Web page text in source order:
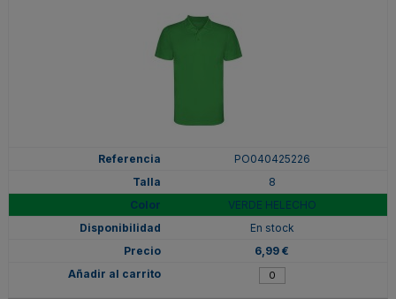
PO040425226
8
VERDE HELECHO
En stock
6,99 €